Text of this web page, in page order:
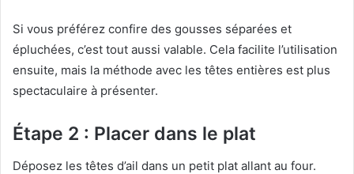
Si vous préférez confire des gousses séparées et
épluchées, c’est tout aussi valable. Cela facilite l’utilisation
ensuite, mais la méthode avec les têtes entières est plus
spectaculaire à présenter.
Étape 2 : Placer dans le plat
Déposez les têtes d’ail dans un petit plat allant au four.